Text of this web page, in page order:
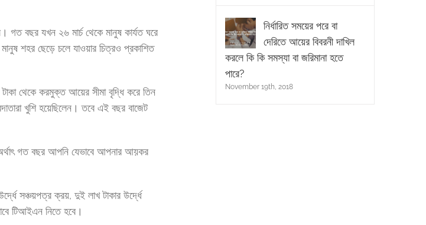
গত বছর যখন ২৬ মার্চ থেকে মানুষ কার্যত ঘরে
শহর ছেড়ে চলে যাওয়ার চিত্রও প্রকাশিত
থেকে করমুক্ত আয়ের সীমা বৃদ্ধি করে তিন
খুশি হয়েছিলেন। তবে এই বছর বাজেট
গত বছর আপনি যেভাবে আপনার আয়কর
সঞ্চয়পত্র ক্রয়, দুই লাখ টাকার উর্দ্ধে
টিআইএন নিতে হবে।
নির্ধারিত সময়ের পরে বা
দেরিতে আয়ের বিবরনী দাখিল
করলে কি কি সমস্যা বা জরিমানা হতে
পারে?
November 19th, 2018